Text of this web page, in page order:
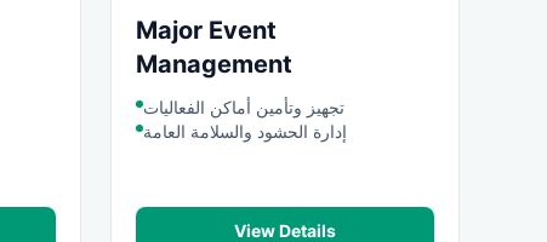
Major Event
Management
تجهيز وتأمين أماكن الفعاليات
إدارة الحشود والسلامة العامة
View Details